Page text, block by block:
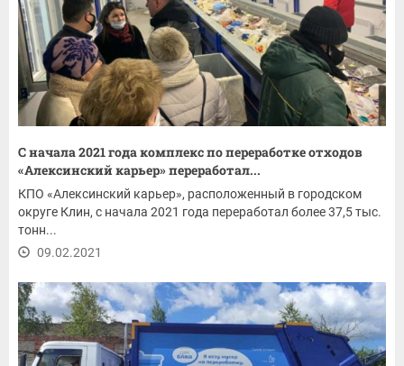
С начала 2021 года комплекс по переработке отходов
«Алексинский карьер» переработал...
КПО «Алексинский карьер», расположенный в городском
округе Клин, с начала 2021 года переработал более 37,5 тыс.
тонн...
09.02.2021